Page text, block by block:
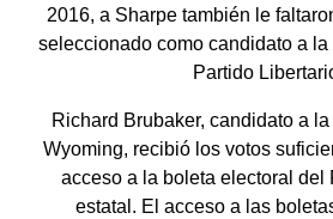
2016, a Sharpe también le
seleccionado como candidato a la
Partido
Richard Brubaker, candidato a
Wyoming, recibió los votos
acceso a la boleta electoral del
estatal. El acceso a las